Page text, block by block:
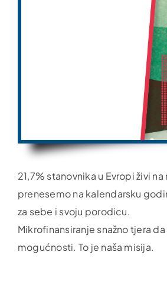
21,7% stanovnika u Evropi živi
prenesemo na kalendarsku
za sebe i svoju porodicu.
Mikrofinansiranje snažno tjera
mogućnosti. To je naša misija.